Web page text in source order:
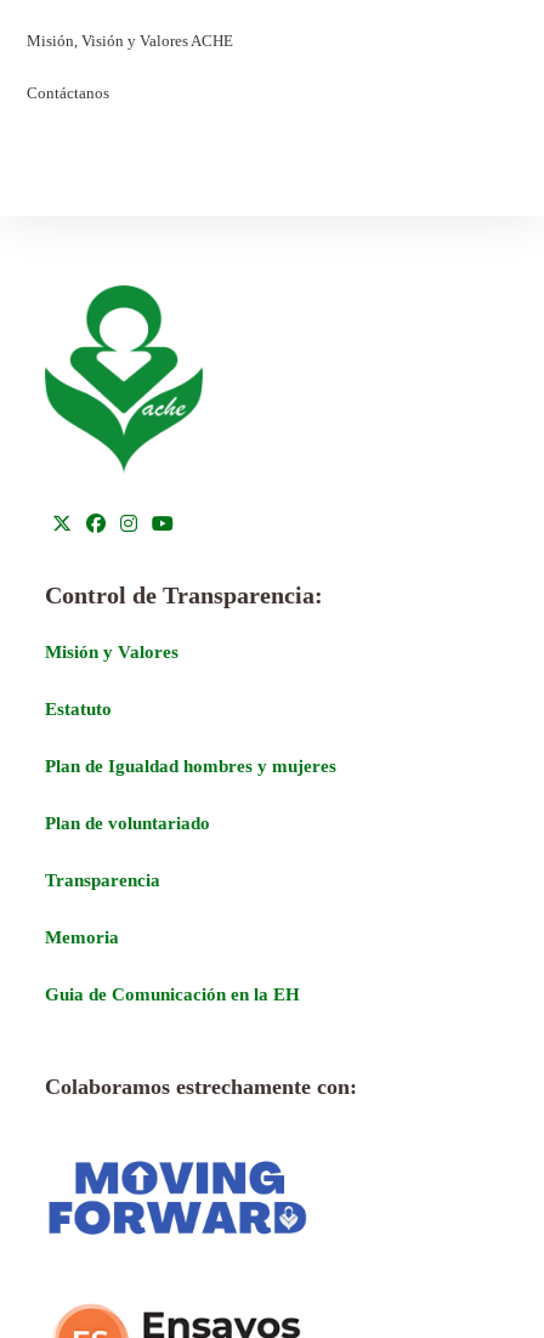
Misión, Visión y Valores ACHE
Contáctanos
Control de Transparencia:
Misión y Valores
Estatuto
Plan de Igualdad hombres y mujeres
Plan de voluntariado
Transparencia
Memoria
Guia de Comunicación en la EH
Colaboramos estrechamente con: